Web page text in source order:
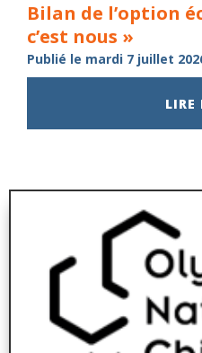
Bilan de l’option
c’est nous »
Publié le mardi 7 juillet
LIRE